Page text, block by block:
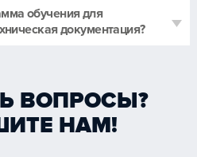
обучения для
документация?
ВОПРОСЫ?
НАМ!